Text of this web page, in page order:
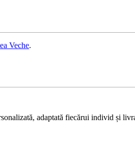
Veche.
adaptată fiecărui individ și